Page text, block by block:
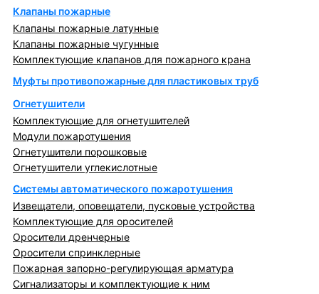
Клапаны пожарные
Клапаны пожарные латунные
Клапаны пожарные чугунные
Комплектующие клапанов для пожарного крана
Муфты противопожарные для пластиковых труб
Огнетушители
Комплектующие для огнетушителей
Модули пожаротушения
Огнетушители порошковые
Огнетушители углекислотные
Системы автоматического пожаротушения
Извещатели, оповещатели, пусковые устройства
Комплектующие для оросителей
Оросители дренчерные
Оросители спринклерные
Пожарная запорно-регулирующая арматура
Сигнализаторы и комплектующие к ним